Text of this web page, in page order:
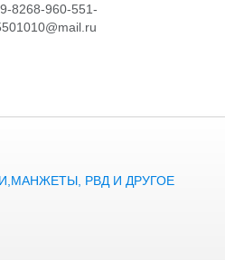
8268-960-551-
РВД И ДРУГОЕ